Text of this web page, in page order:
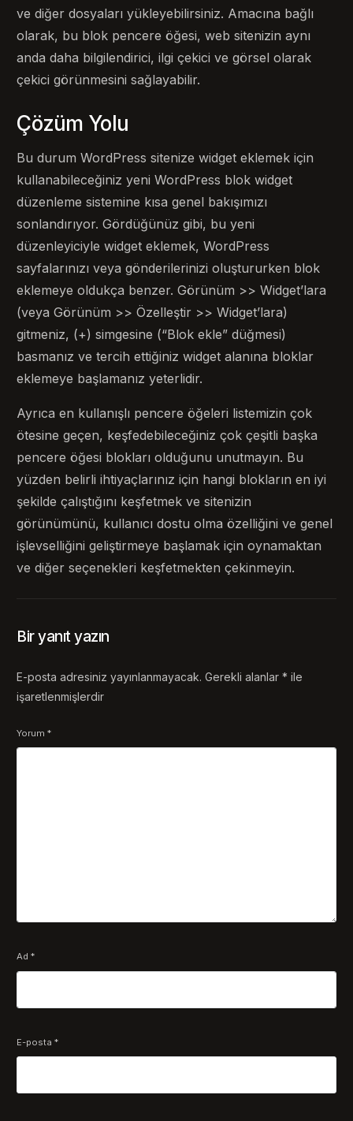
ve diğer dosyaları yükleyebilirsiniz. Amacına bağlı
olarak, bu blok pencere öğesi, web sitenizin aynı
anda daha bilgilendirici, ilgi çekici ve görsel olarak
çekici görünmesini sağlayabilir.
Çözüm Yolu
Bu durum WordPress sitenize widget eklemek için
kullanabileceğiniz yeni WordPress blok widget
düzenleme sistemine kısa genel bakışımızı
sonlandırıyor. Gördüğünüz gibi, bu yeni
düzenleyiciyle widget eklemek, WordPress
sayfalarınızı veya gönderilerinizi oluştururken blok
eklemeye oldukça benzer. Görünüm >> Widget’lara
(veya Görünüm >> Özelleştir >> Widget’lara)
gitmeniz, (+) simgesine (“Blok ekle” düğmesi)
basmanız ve tercih ettiğiniz widget alanına bloklar
eklemeye başlamanız yeterlidir.
Ayrıca en kullanışlı pencere öğeleri listemizin çok
ötesine geçen, keşfedebileceğiniz çok çeşitli başka
pencere öğesi blokları olduğunu unutmayın. Bu
yüzden belirli ihtiyaçlarınız için hangi blokların en iyi
şekilde çalıştığını keşfetmek ve sitenizin
görünümünü, kullanıcı dostu olma özelliğini ve genel
işlevselliğini geliştirmeye başlamak için oynamaktan
ve diğer seçenekleri keşfetmekten çekinmeyin.
Bir yanıt yazın
E-posta adresiniz yayınlanmayacak. Gerekli alanlar* ile
işaretlenmişlerdir
Yorum*
Ad*
E-posta*